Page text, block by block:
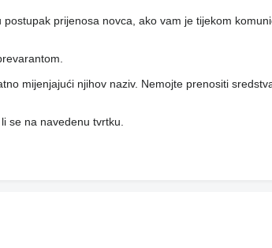
prijenosa novca, ako vam je tijekom
mijenjajući njihov naziv. Nemojte prenositi
se na navedenu tvrtku.